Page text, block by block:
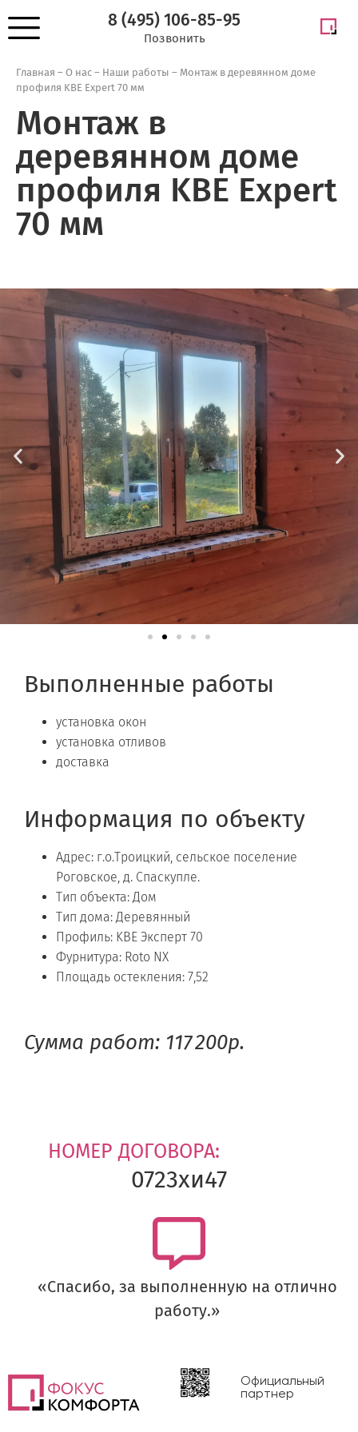
8 (495) 106-85-95
Позвонить
Главная – О нас – Наши работы – Монтаж в деревянном доме
профиля KBE Expert 70 мм
Монтаж в
деревянном доме
профиля KBE Expert
70 мм
Выполненные работы
установка окон
установка отливов
доставка
Информация по объекту
Адрес: г.о.Троицкий, сельское поселение
Роговское, д. Спаскупле.
Тип объекта: Дом
Тип дома: Деревянный
Профиль: KBE Эксперт 70
Фурнитура: Roto NX
Площадь остекления: 7,52
Сумма работ: 117 200р.
НОМЕР ДОГОВОРА:
0723хи47
«Спасибо, за выполненную на отлично
работу.»
Официальный
партнер